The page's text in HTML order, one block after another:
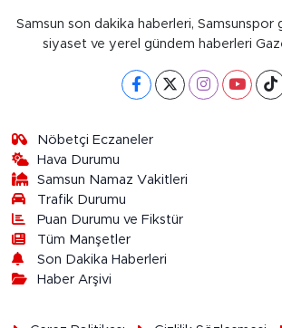
Samsun son dakika haberleri, Samsunspor
siyaset ve yerel gündem haberleri
Nöbetçi Eczaneler
Hava Durumu
Samsun Namaz Vakitleri
Trafik Durumu
Puan Durumu ve Fikstür
Tüm Manşetler
Son Dakika Haberleri
Haber Arşivi